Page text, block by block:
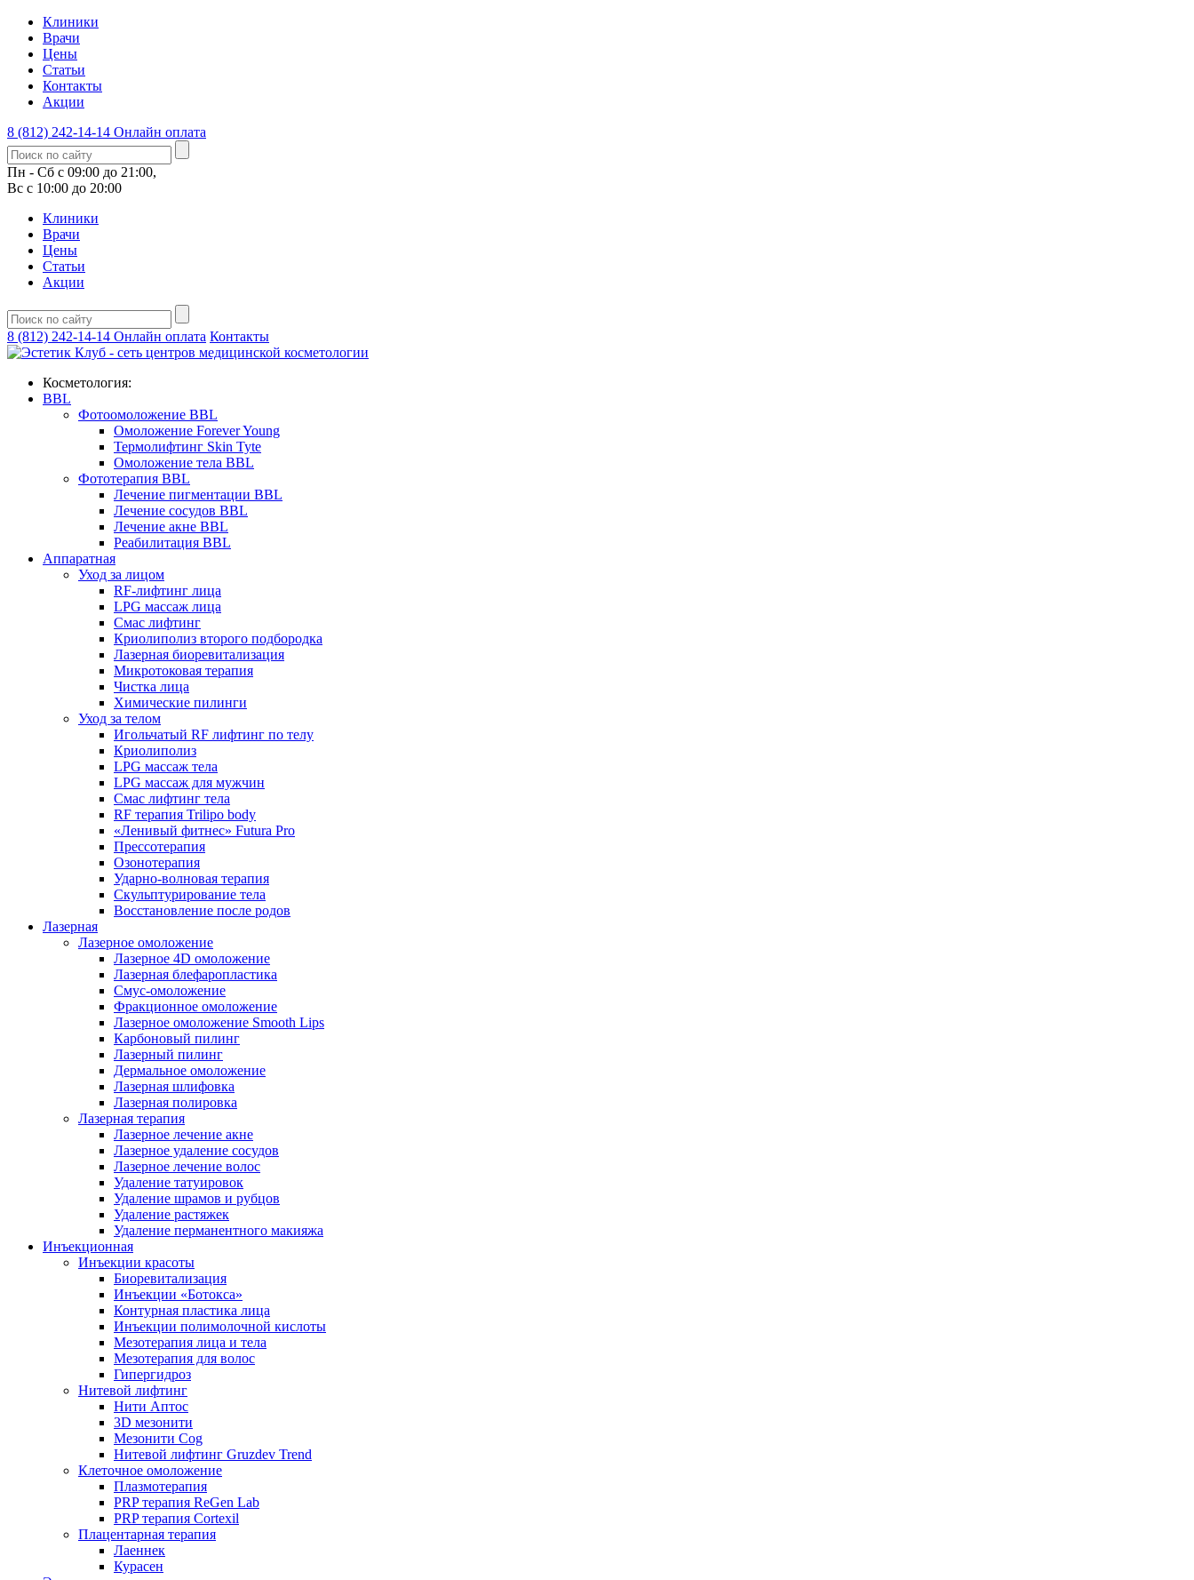
Клиники
Врачи
Цены
Статьи
Контакты
Акции
8 (812) 242-14-14 Онлайн оплата
Пн - Сб с 09:00 до 21:00,
Вс с 10:00 до 20:00
Клиники
Врачи
Цены
Статьи
Акции
8 (812) 242-14-14 Онлайн оплата Контакты
Косметология:
BBL
Фотоомоложение BBL
Омоложение Forever Young
Термолифтинг Skin Tyte
Омоложение тела BBL
Фототерапия BBL
Лечение пигментации BBL
Лечение сосудов BBL
Лечение акне BBL
Реабилитация BBL
Аппаратная
Уход за лицом
RF-лифтинг лица
LPG массаж лица
Смас лифтинг
Криолиполиз второго подбородка
Лазерная биоревитализация
Микротоковая терапия
Чистка лица
Химические пилинги
Уход за телом
Игольчатый RF лифтинг по телу
Криолиполиз
LPG массаж тела
LPG массаж для мужчин
Смас лифтинг тела
RF терапия Trilipo body
«Ленивый фитнес» Futura Pro
Прессотерапия
Озонотерапия
Ударно-волновая терапия
Скульптурирование тела
Восстановление после родов
Лазерная
Лазерное омоложение
Лазерное 4D омоложение
Лазерная блефаропластика
Смус-омоложение
Фракционное омоложение
Лазерное омоложение Smooth Lips
Карбоновый пилинг
Лазерный пилинг
Дермальное омоложение
Лазерная шлифовка
Лазерная полировка
Лазерная терапия
Лазерное лечение акне
Лазерное удаление сосудов
Лазерное лечение волос
Удаление татуировок
Удаление шрамов и рубцов
Удаление растяжек
Удаление перманентного макияжа
Инъекционная
Инъекции красоты
Биоревитализация
Инъекции «Ботокса»
Контурная пластика лица
Инъекции полимолочной кислоты
Мезотерапия лица и тела
Мезотерапия для волос
Гипергидроз
Нитевой лифтинг
Нити Аптос
3D мезонити
Мезонити Cog
Нитевой лифтинг Gruzdev Trend
Клеточное омоложение
Плазмотерапия
PRP терапия ReGen Lab
PRP терапия Cortexil
Плацентарная терапия
Лаеннек
Курасен